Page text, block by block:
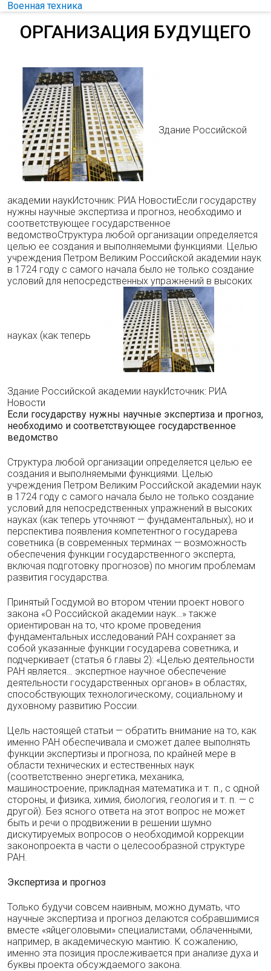
Военная техника
ОРГАНИЗАЦИЯ БУДУЩЕГО
Здание Российской
академии наукИсточник: РИА НовостиЕсли государству
нужны научные экспертиза и прогноз, необходимо и
соответствующее государственное
ведомствоСтруктура любой организации определяется
целью ее создания и выполняемыми функциями. Целью
учреждения Петром Великим Российской академии наук
в 1724 году с самого начала было не только создание
условий для непосредственных упражнений в высоких
науках (как теперь
Здание Российской академии наукИсточник: РИА
Новости
Если государству нужны научные экспертиза и прогноз,
необходимо и соответствующее государственное
ведомство
Структура любой организации определяется целью ее
создания и выполняемыми функциями. Целью
учреждения Петром Великим Российской академии наук
в 1724 году с самого начала было не только создание
условий для непосредственных упражнений в высоких
науках (как теперь уточняют — фундаментальных), но и
перспектива появления компетентного государева
советника (в современных терминах — возможность
обеспечения функции государственного эксперта,
включая подготовку прогнозов) по многим проблемам
развития государства.
Принятый Госдумой во втором чтении проект нового
закона «О Российской академии наук…» также
ориентирован на то, что кроме проведения
фундаментальных исследований РАН сохраняет за
собой указанные функции государева советника, и
подчеркивает (статья 6 главы 2): «Целью деятельности
РАН является… экспертное научное обеспечение
деятельности государственных органов» в областях,
способствующих технологическому, социальному и
духовному развитию России.
Цель настоящей статьи — обратить внимание на то, как
именно РАН обеспечивала и сможет далее выполнять
функции экспертизы и прогноза, по крайней мере в
области технических и естественных наук
(соответственно энергетика, механика,
машиностроение, прикладная математика и т. п., с одной
стороны, и физика, химия, биология, геология и т. п. — с
другой). Без ясного ответа на этот вопрос не может
быть и речи о продвижении в решении шумно
дискутируемых вопросов о необходимой коррекции
законопроекта в части о целесообразной структуре
РАН.
Экспертиза и прогноз
Только будучи совсем наивным, можно думать, что
научные экспертиза и прогноз делаются собравшимися
вместе «яйцеголовыми» специалистами, облаченными,
например, в академическую мантию. К сожалению,
именно эта позиция прослеживается при анализе духа и
буквы проекта обсуждаемого закона.